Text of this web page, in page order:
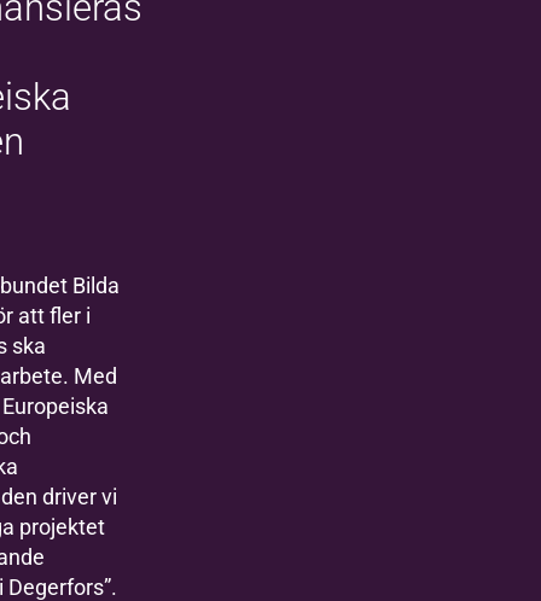
Bilda
att fler i
ska
Med
driver vi
projektet
Degerfors”.